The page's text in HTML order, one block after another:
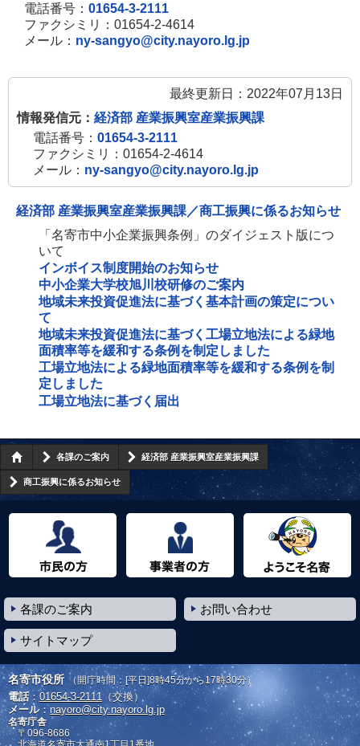
電話番号： 01654-3-2111
ファクシミリ：01654-2-4614
メール： ny-sangyo@city.nayoro.lg.jp
最終更新日：2022年07月13日
情報発信元： 経済部 産業振興室産業振興課
電話番号： 01654-3-2111
ファクシミリ：01654-2-4614
メール： ny-sangyo@city.nayoro.lg.jp
経済部 産業振興室産業振興課／商工振興に係るお知らせ
「名寄市中小企業振興条例」のダイジェスト版につ
いて
インボイス制度開始のお知らせ
中小企業大学校旭川校研修のご案内
地域未来投資促進法に基づく基本計画の策定につい
て
地域未来投資促進法に基づく工場立地法による緑地
面積率等を緩和する条例を制定しました
工場立地法による緑地面積率等を緩和する条例を制
定しました
工場立地法に基づく届出
各課のご案内 経済部 産業振興室産業振興課
商工振興に係るお知らせ
各課のご案内 お問い合わせ
サイトマップ
名寄市役所 （開庁時間：[平日]8時45分から17時30分）
電話： 01654-3-2111 （交換）
メール： nayoro@city.nayoro.lg.jp
名寄庁舎
〒096-8686
北海道名寄市大通南1丁目1番地